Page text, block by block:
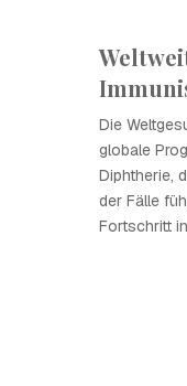
Die
globale
Diphtherie,
der Fälle
Fortschritt